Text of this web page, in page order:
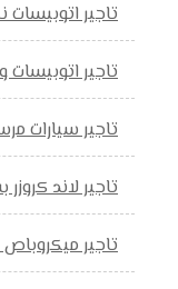
تاجير
تاجير
تاجير سيارات
تاجير لاند
تاجير